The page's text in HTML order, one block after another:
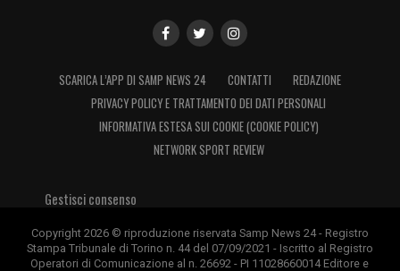
SCARICA L’APP DI SAMP NEWS 24 CONTATTI
REDAZIONE
PRIVACY POLICY E TRATTAMENTO DEI DATI PERSONALI
INFORMATIVA ESTESA SUI COOKIE (COOKIE POLICY)
NETWORK SPORT REVIEW
Gestisci consenso
Copyright 2026 © riproduzione riservata Samp News 24 - Registro
Stampa Tribunale di Torino n. 44 del 07/09/2021 - Iscritto al Registro
Operatori di Comunicazione al n. 26692 - PI 11028660014 Editore e